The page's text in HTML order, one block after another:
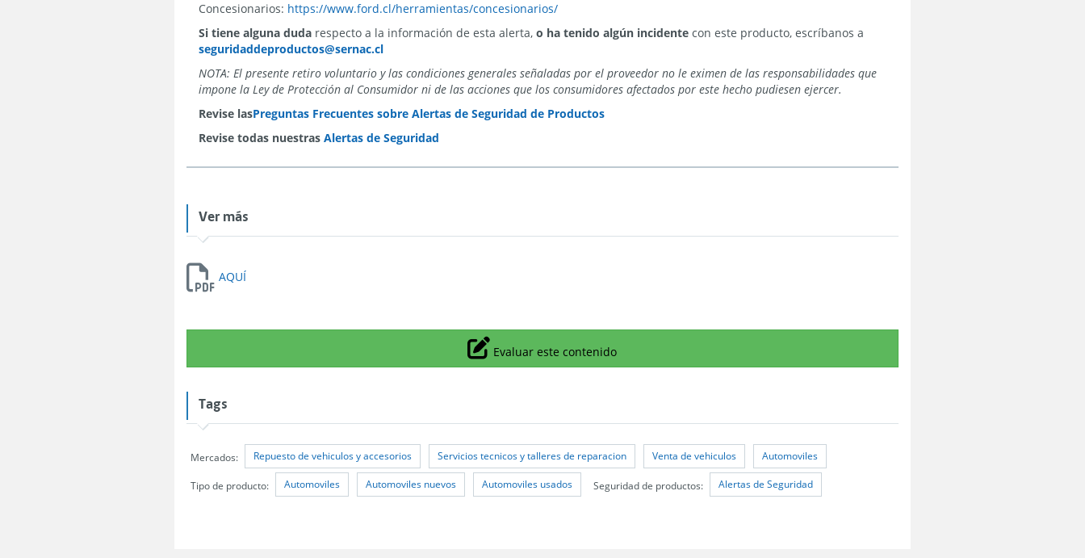
Concesionarios: https://www.ford.cl/herramientas/concesionarios/
Si tiene alguna duda respecto a la información de esta alerta,o ha tenido algún incidente con este producto, escríbanos a
seguridaddeproductos@sernac.cl
NOTA: El presente retiro voluntario y las condiciones generales señaladas por el proveedor no le eximen de las responsabilidades que
impone la Ley de Protección al Consumidor ni de las acciones que los consumidores afectados por este hecho pudiesen ejercer.
Revise lasPreguntas Frecuentes sobre Alertas de Seguridad de Productos
Revise todas nuestrasAlertas de Seguridad
Ver más
AQUÍ
Icono
Evaluar este contenido
Tags
Mercados: Repuesto de vehiculos y accesorios Servicios tecnicos y talleres de reparacion Venta de vehiculos Automoviles
Tipo de producto: Automoviles Automoviles nuevos Automoviles usados Seguridad de productos: Alertas de Seguridad